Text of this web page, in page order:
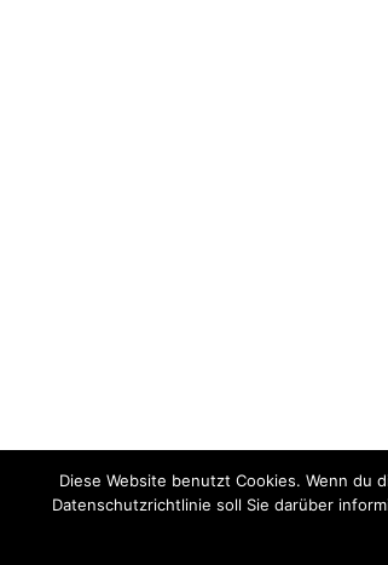
Diese Website benutzt Cookies. Wenn du
Datenschutzrichtlinie soll Sie darüber